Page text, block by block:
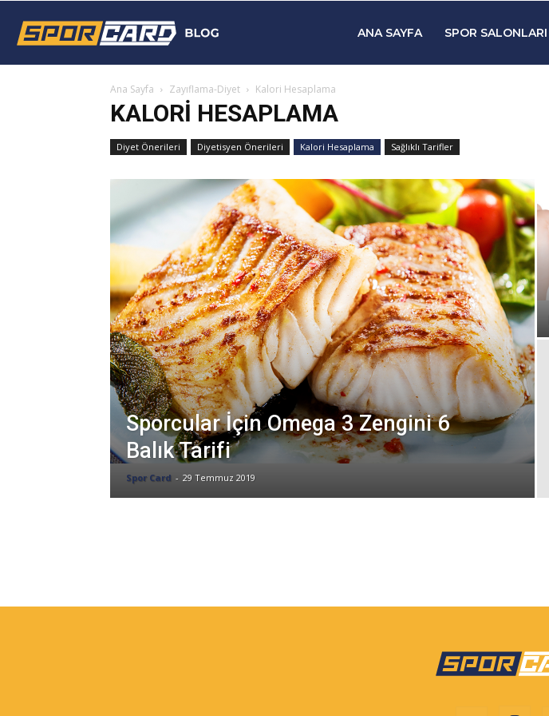
Blog
ANA SAYFA SPOR SALONLARI
Ana Sayfa Zayıflama-Diyet Kalori Hesaplama
KALORI HESAPLAMA
Diyet Önerileri Diyetisyen Önerileri Kalori Hesaplama Sağlıklı Tarifler
Sporcular İçin Omega 3 Zengini 6
Balık Tarifi
Spor Card - 29 Temmuz 2019